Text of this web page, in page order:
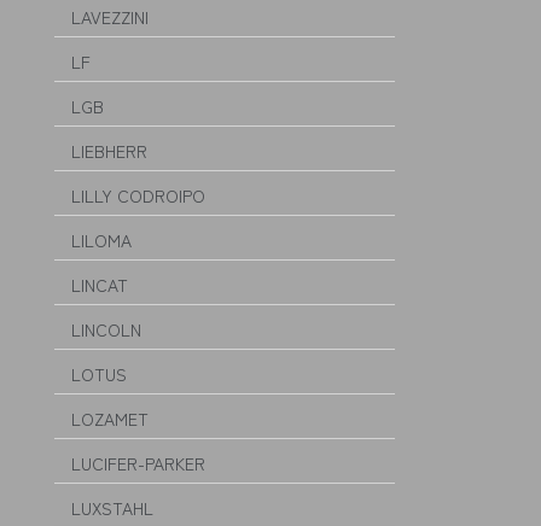
LAVEZZINI
LF
LGB
LIEBHERR
LILLY CODROIPO
LILOMA
LINCAT
LINCOLN
LOTUS
LOZAMET
LUCIFER-PARKER
LUXSTAHL